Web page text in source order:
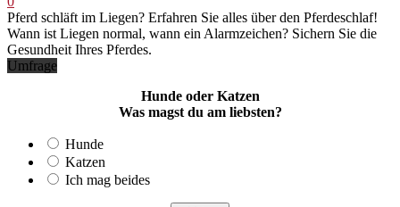
Pferd schläft im Liegen? Erfahren Sie alles über den Pferdeschlaf!
Wann ist Liegen normal, wann ein Alarmzeichen? Sichern Sie die
Gesundheit Ihres Pferdes.
Umfrage
Hunde oder Katzen
Was magst du am liebsten?
Hunde
Katzen
Ich mag beides